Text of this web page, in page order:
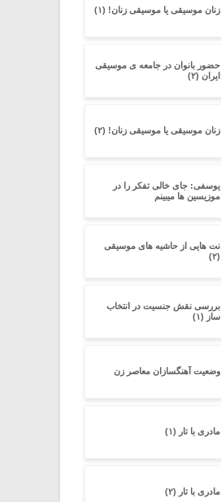
زنان موسیقی یا موسیقی زنان! (۱)
حضور بانوان در جامعه ی موسیقی
ایران (۲)
زنان موسیقی یا موسیقی زنان! (۲)
یوسفی: جای خالی تفکر را در
موزیسین ها میبینم
نت هایی از حاشیه های موسیقی
(۲)
بررسی نقش جنسیت در انتخاب
ساز (۱)
وضعیت آهنگسازان معاصر زن
مادری با تار (۱)
مادری با تار (۲)